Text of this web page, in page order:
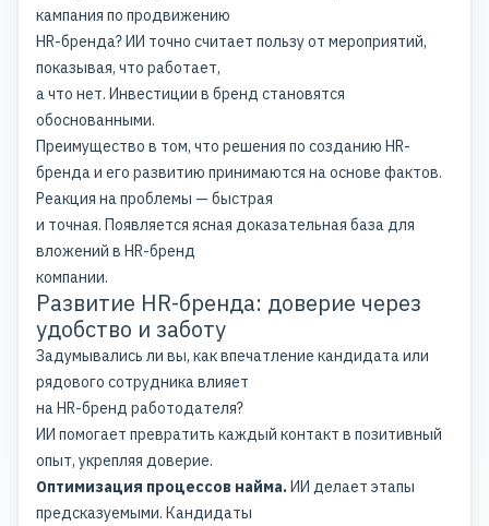
кампания по продвижению
HR-бренда? ИИ точно считает пользу от мероприятий,
показывая, что работает,
а что нет. Инвестиции в бренд становятся
обоснованными.
Преимущество в том, что решения по созданию HR-
брендаи его развитию принимаются на основе фактов.
Реакция на проблемы — быстрая
и точная. Появляется ясная доказательная база для
вложений в HR-бренд
компании.
Развитие HR-бренда: доверие через
удобство и заботу
Задумывались ли вы, как впечатление кандидата или
рядового сотрудника влияет
наHR-бренд работодателя?
ИИ помогает превратить каждый контакт в позитивный
опыт, укрепляя доверие.
Оптимизация процессов найма.ИИ делает этапы
предсказуемыми. Кандидаты